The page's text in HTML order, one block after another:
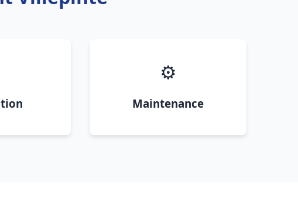
⚙️
Maintenance